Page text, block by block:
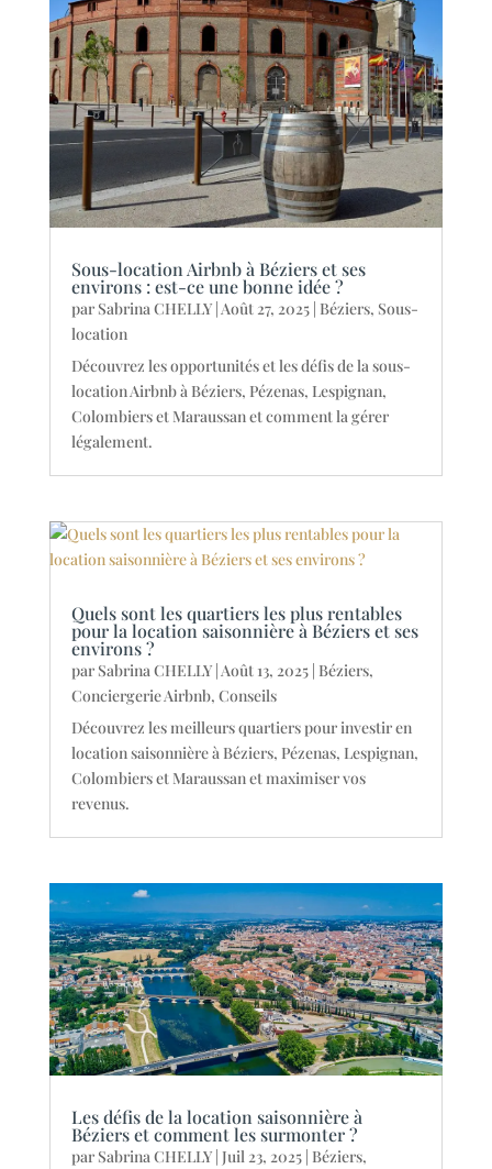
Sous-location Airbnb à Béziers et ses
environs : est-ce une bonne idée ?
par Sabrina CHELLY|Août 27, 2025| Béziers, Sous-
location
Découvrez les opportunités et les défis de la sous-
location Airbnb à Béziers, Pézenas, Lespignan,
Colombiers et Maraussan et comment la gérer
légalement.
Quels sont les quartiers les plus rentables
pour la location saisonnière à Béziers et ses
environs ?
par Sabrina CHELLY|Août 13, 2025| Béziers,
Conciergerie Airbnb, Conseils
Découvrez les meilleurs quartiers pour investir en
location saisonnière à Béziers, Pézenas, Lespignan,
Colombiers et Maraussan et maximiser vos
revenus.
Les défis de la location saisonnière à
Béziers et comment les surmonter ?
par Sabrina CHELLY| Juil 23, 2025| Béziers,